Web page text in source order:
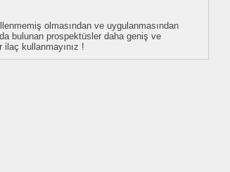
olmasından ve uygulanmasından
bulunan prospektüsler daha geniş ve
kullanmayınız !